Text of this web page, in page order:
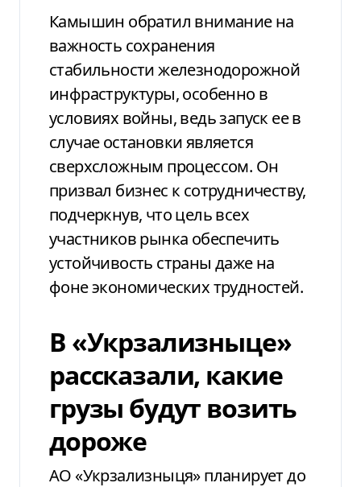
Камышин обратил внимание на
важность сохранения
стабильности железнодорожной
инфраструктуры, особенно в
условиях войны, ведь запуск ее в
случае остановки является
сверхсложным процессом. Он
призвал бизнес к сотрудничеству,
подчеркнув, что цель всех
участников рынка обеспечить
устойчивость страны даже на
фоне экономических трудностей.
В «Укрзализныце»
рассказали, какие
грузы будут возить
дороже
АО «Укрзализныця» планирует до